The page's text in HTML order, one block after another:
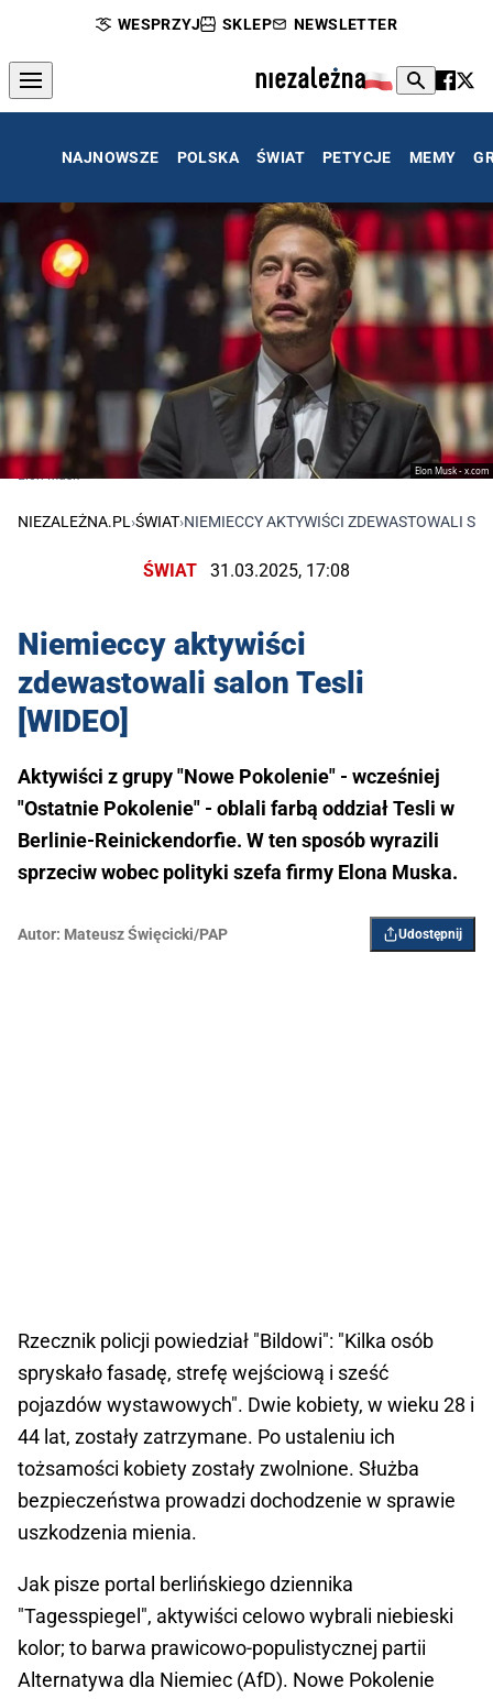
WESPRZYJ SKLEP NEWSLETTER
NAJNOWSZE POLSKA ŚWIAT PETYCJE MEMY
Elon Musk - x.com
Elon Musk
NIEZALEŻNA.PL ›ŚWIAT›NIEMIECCY AKTYWIŚCI ZDEWASTOWALI
ŚWIAT 31.03.2025, 17:08
Niemieccy aktywiści
zdewastowali salon Tesli
[WIDEO]
Aktywiści z grupy "Nowe Pokolenie" - wcześniej
"Ostatnie Pokolenie" - oblali farbą oddział Tesli w
Berlinie-Reinickendorfie. W ten sposób wyrazili
sprzeciw wobec polityki szefa firmy Elona Muska.
Autor: Mateusz Święcicki/PAP Udostępnij
Rzecznik policji powiedział "Bildowi": "Kilka osób
spryskało fasadę, strefę wejściową i sześć
pojazdów wystawowych". Dwie kobiety, w wieku 28 i
44 lat, zostały zatrzymane. Po ustaleniu ich
tożsamości kobiety zostały zwolnione. Służba
bezpieczeństwa prowadzi dochodzenie w sprawie
uszkodzenia mienia.
Jak pisze portal berlińskiego dziennika
"Tagesspiegel", aktywiści celowo wybrali niebieski
kolor; to barwa prawicowo-populistycznej partii
Alternatywa dla Niemiec (AfD). Nowe Pokolenie